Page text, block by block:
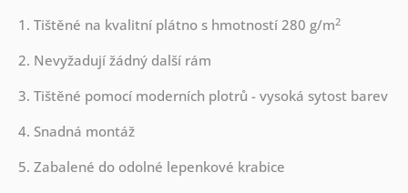
1. Tištěné na kvalitní plátno s hmotností 280 g/m2
2. Nevyžadují žádný další rám
3. Tištěné pomocí moderních plotrů - vysoká sytost barev
4. Snadná montáž
5. Zabalené do odolné lepenkové krabice